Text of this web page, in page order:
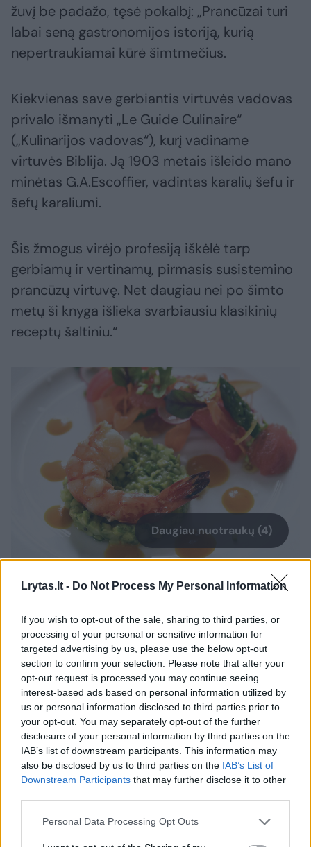
Lrytas.lt - Do Not Process My Personal Information
If you wish to opt-out of the sale, sharing to third parties, or
processing of your personal or sensitive information for
targeted advertising by us, please use the below opt-out
section to confirm your selection. Please note that after your
opt-out request is processed you may continue seeing
interest-based ads based on personal information utilized by
us or personal information disclosed to third parties prior to
your opt-out. You may separately opt-out of the further
disclosure of your personal information by third parties on the
IAB’s list of downstream participants. This information may
also be disclosed by us to third parties on the IAB’s List of
Downstream Participants that may further disclose it to other
Personal Data Processing Opt Outs
žuvį be padažo, tęsė pokalbį: „Prancūzai turi
labai seną gastronomijos istoriją, kurią
nepertraukiamai kūrė šimtmečius.
Kiekvienas save gerbiantis virtuvės vadovas
privalo išmanyti „Le Guide Culinaire“
(„Kulinarijos vadovas“), kurį vadiname
virtuvės Biblija. Ją 1903 metais išleido mano
minėtas G.A.Escoffier, vadintas karalių šefu ir
šefų karaliumi.
Šis žmogus virėjo profesiją iškėlė tarp
gerbiamų ir vertinamų, pirmasis susistemino
prancūzų virtuvę. Net daugiau nei po šimto
metų ši knyga išlieka svarbiausiu klasikinių
receptų šaltiniu.“
Daugiau nuotraukų (4)
Vasara lėkštėje pagal X.Bouriot – didžioji krevetė,
avokadų tartaras, traškios šviežios daržovės, apelsinų,
Po darbų pripažintuose restoranuose 2003-
iaisiais Xavier buvo pasiūlyta pradėti
profesionalią virtuvės vadovo mokytojo
karjerą A.Ducasse kulinarijos mokykloje
(„Centre de formation Alain Ducasse“), čia
dirbo apie dešimt metų.
„Vedžiau mokymus 3 „Michelin“ žvaigždutes
turinčių restoranų kolektyvams, dėsčiau